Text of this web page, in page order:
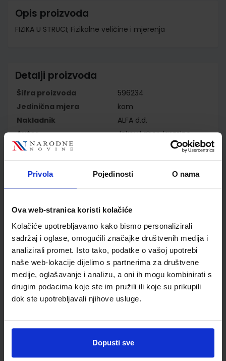
Privola Pojedinosti O nama
Ova web-stranica koristi kolačiće
Kolačiće upotrebljavamo kako bismo personalizirali
sadržaj i oglase, omogućili značajke društvenih medija i
analizirali promet. Isto tako, podatke o vašoj upotrebi
naše web-lokacije dijelimo s partnerima za društvene
medije, oglašavanje i analizu, a oni ih mogu kombinirati s
drugim podacima koje ste im pružili ili koje su prikupili
dok ste upotrebljavali njihove usluge.
Dopusti sve
Opis proizvoda
FIZIKA U STRUCI; Fizikalne veličine i mjerenja
Detalji proizvoda
Šifra proizvoda
596234
Jedinična mjera
kom
Nakladnik
ALFA d.d.
Autor
Jakov Labor Jasmina
Zelenko Paduan Igor
Nastavni predmet
FIZIKA
Reg br min
8108
Newsletter prijava